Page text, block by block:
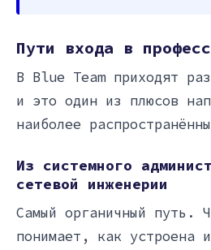
Пути входа в
В Blue Team приходят
и это один из плюсов
наиболее
Из системного
сетевой инженерии
Самый органичный путь.
понимает, как устроена